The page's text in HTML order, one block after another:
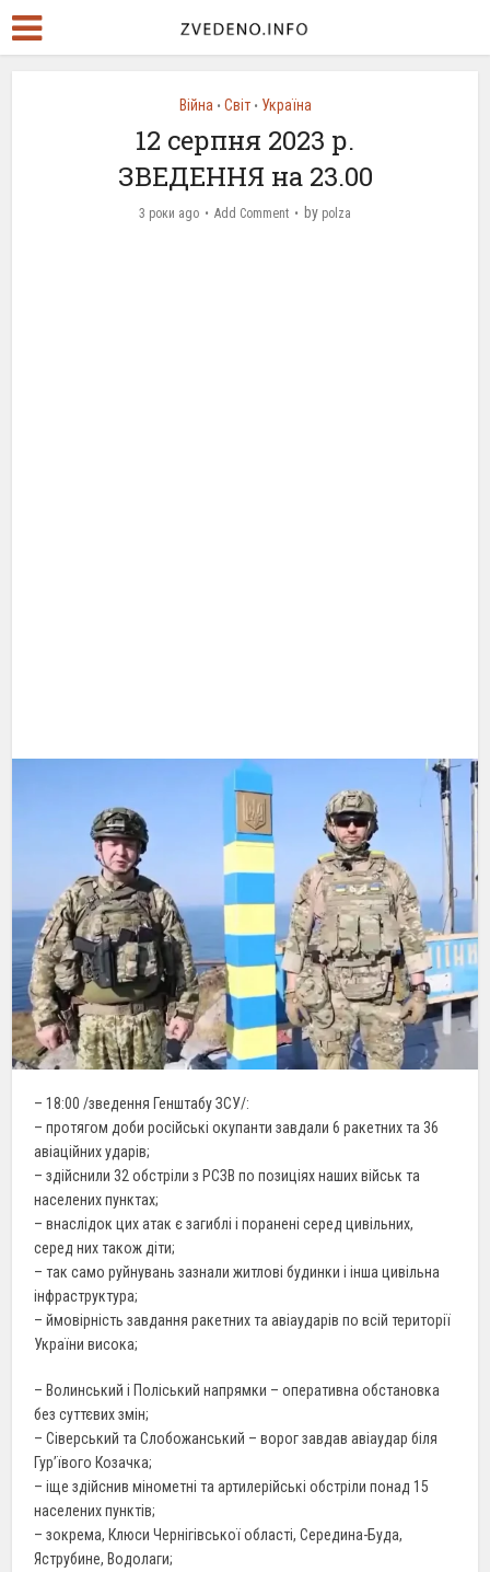
Війна • Світ • Україна
12 серпня 2023 р.
ЗВЕДЕННЯ на 23.00
3 роки ago Add Comment by polza
– 18:00 /зведення Генштабу ЗСУ/:
– протягом доби російські окупанти завдали 6 ракетних та 36
авіаційних ударів;
– здійснили 32 обстріли з РСЗВ по позиціях наших військ та
населених пунктах;
– внаслідок цих атак є загиблі і поранені серед цивільних,
серед них також діти;
– так само руйнувань зазнали житлові будинки і інша цивільна
інфраструктура;
– ймовірність завдання ракетних та авіаударів по всій території
України висока;
– Волинський і Поліський напрямки – оперативна обстановка
без суттєвих змін;
– Сіверський та Слобожанський – ворог завдав авіаудар біля
Гур’ївого Козачка;
– іще здійснив мінометні та артилерійські обстріли понад 15
населених пунктів;
– зокрема, Клюси Чернігівської області, Середина-Буда,
Яструбине, Водолаги;